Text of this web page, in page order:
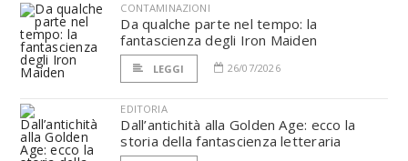
CONTAMINAZIONI
Da qualche parte nel tempo: la
fantascienza degli Iron Maiden
LEGGI 26/07/2026
EDITORIA
Dall’antichità alla Golden Age: ecco la
storia della fantascienza letteraria